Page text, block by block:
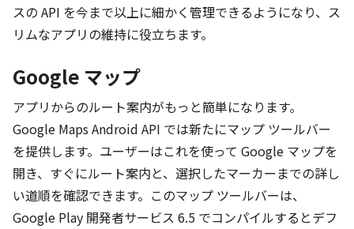
スの API を今まで以上に細かく管理できるようになり、ス
リムなアプリの維持に役立ちます。
Google マップ
アプリからのルート案内がもっと簡単になります。
Google Maps Android API では新たにマップ ツールバー
を提供します。ユーザーはこれを使って Google マップを
開き、すぐにルート案内と、選択したマーカーまでの詳し
い道順を確認できます。このマップ ツールバーは、
Google Play 開発者サービス 6.5 でコンパイルするとデフ